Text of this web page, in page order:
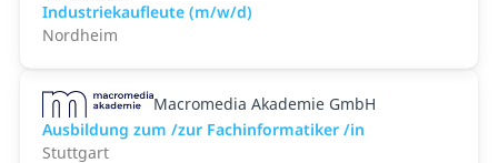
Industriekaufleute (m/w/d)
Nordheim
Macromedia Akademie GmbH
Ausbildung zum /zur Fachinformatiker /in
Stuttgart